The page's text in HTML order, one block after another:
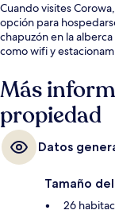
Cuando visites
opción para
chapuzón en la
como wifi y
Más
propiedad
Datos
Tamaño
26